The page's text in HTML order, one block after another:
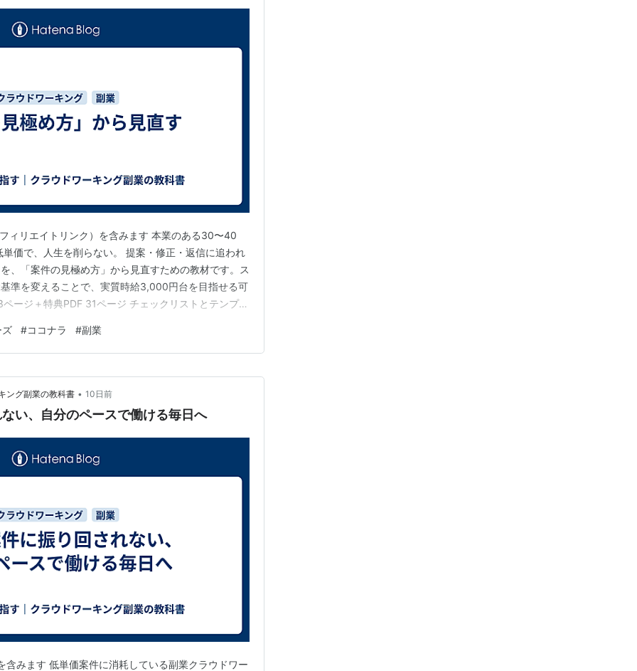
ィリエイトリンク）を含みます 本業のある30〜40
価で、人生を削らない。 提案・修正・返信に追われ
、「案件の見極め方」から見直すための教材です。ス
準を変えることで、実質時給3,000円台を目指せる可
ージ＋特典PDF 31ページ チェックリストとテンプレ
、収入・成果を保証するものではありません。 はじ
ズ #ココナラ #副業
ング副業の教科書 • 10日前
い、自分のペースで働ける毎日へ
含みます 低単価案件に消耗している副業クラウドワー